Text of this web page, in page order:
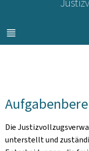
MENÜ
HAUPT-
Die
unterstellt und